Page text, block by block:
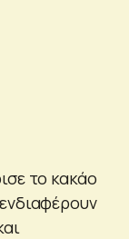
το κακάο